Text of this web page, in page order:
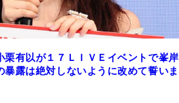
栗有以が１７ＬＩＶＥイベントで峯岸
暴露は絶対しないように改めて誓いま